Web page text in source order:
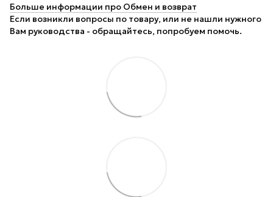
Больше информации про Обмен и возврат
Если возникли вопросы по товару, или не нашли нужного
Вам руководства - обращайтесь, попробуем помочь.